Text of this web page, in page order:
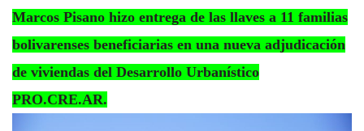
Marcos Pisano hizo entrega de las llaves a 11 familias
bolivarenses beneficiarias en una nueva adjudicación
de viviendas del Desarrollo Urbanístico
PRO.CRE.AR.